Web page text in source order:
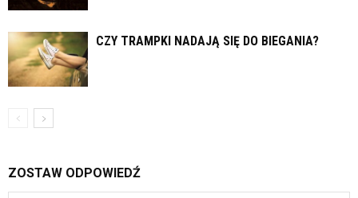
CZY TRAMPKI NADAJĄ SIĘ DO BIEGANIA?
ZOSTAW ODPOWIEDŹ